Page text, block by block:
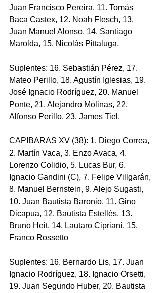
Juan Francisco Pereira, 11. Tomás
Baca Castex, 12. Noah Flesch, 13.
Juan Manuel Alonso, 14. Santiago
Marolda, 15. Nicolás Pittaluga.
Suplentes: 16. Sebastián Pérez, 17.
Mateo Perillo, 18. Agustín Iglesias, 19.
José Ignacio Rodríguez, 20. Manuel
Ponte, 21. Alejandro Molinas, 22.
Alfonso Perillo, 23. James Tiel.
CAPIBARAS XV (38): 1. Diego Correa,
2. Martín Vaca, 3. Enzo Avaca, 4.
Lorenzo Colidio, 5. Lucas Bur, 6.
Ignacio Gandini (C), 7. Felipe Villgarán,
8. Manuel Bernstein, 9. Alejo Sugasti,
10. Juan Bautista Baronio, 11. Gino
Dicapua, 12. Bautista Estellés, 13.
Bruno Heit, 14. Lautaro Cipriani, 15.
Franco Rossetto
Suplentes: 16. Bernardo Lis, 17. Juan
Ignacio Rodríguez, 18. Ignacio Orsetti,
19. Juan Segundo Huber, 20. Bautista